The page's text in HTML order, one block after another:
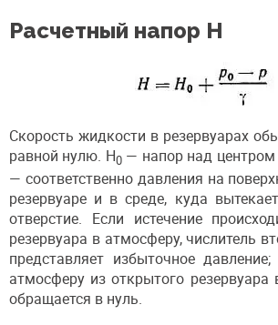
Расчетный напор H
Скорость жидкости в резервуарах
равной нулю. H0— напор над центром
— соответственно давления на
резервуаре и в среде, куда
отверстие. Если истечение
резервуара в атмосферу, числитель
представляет избыточное
атмосферу из открытого резервуара
обращается в нуль.